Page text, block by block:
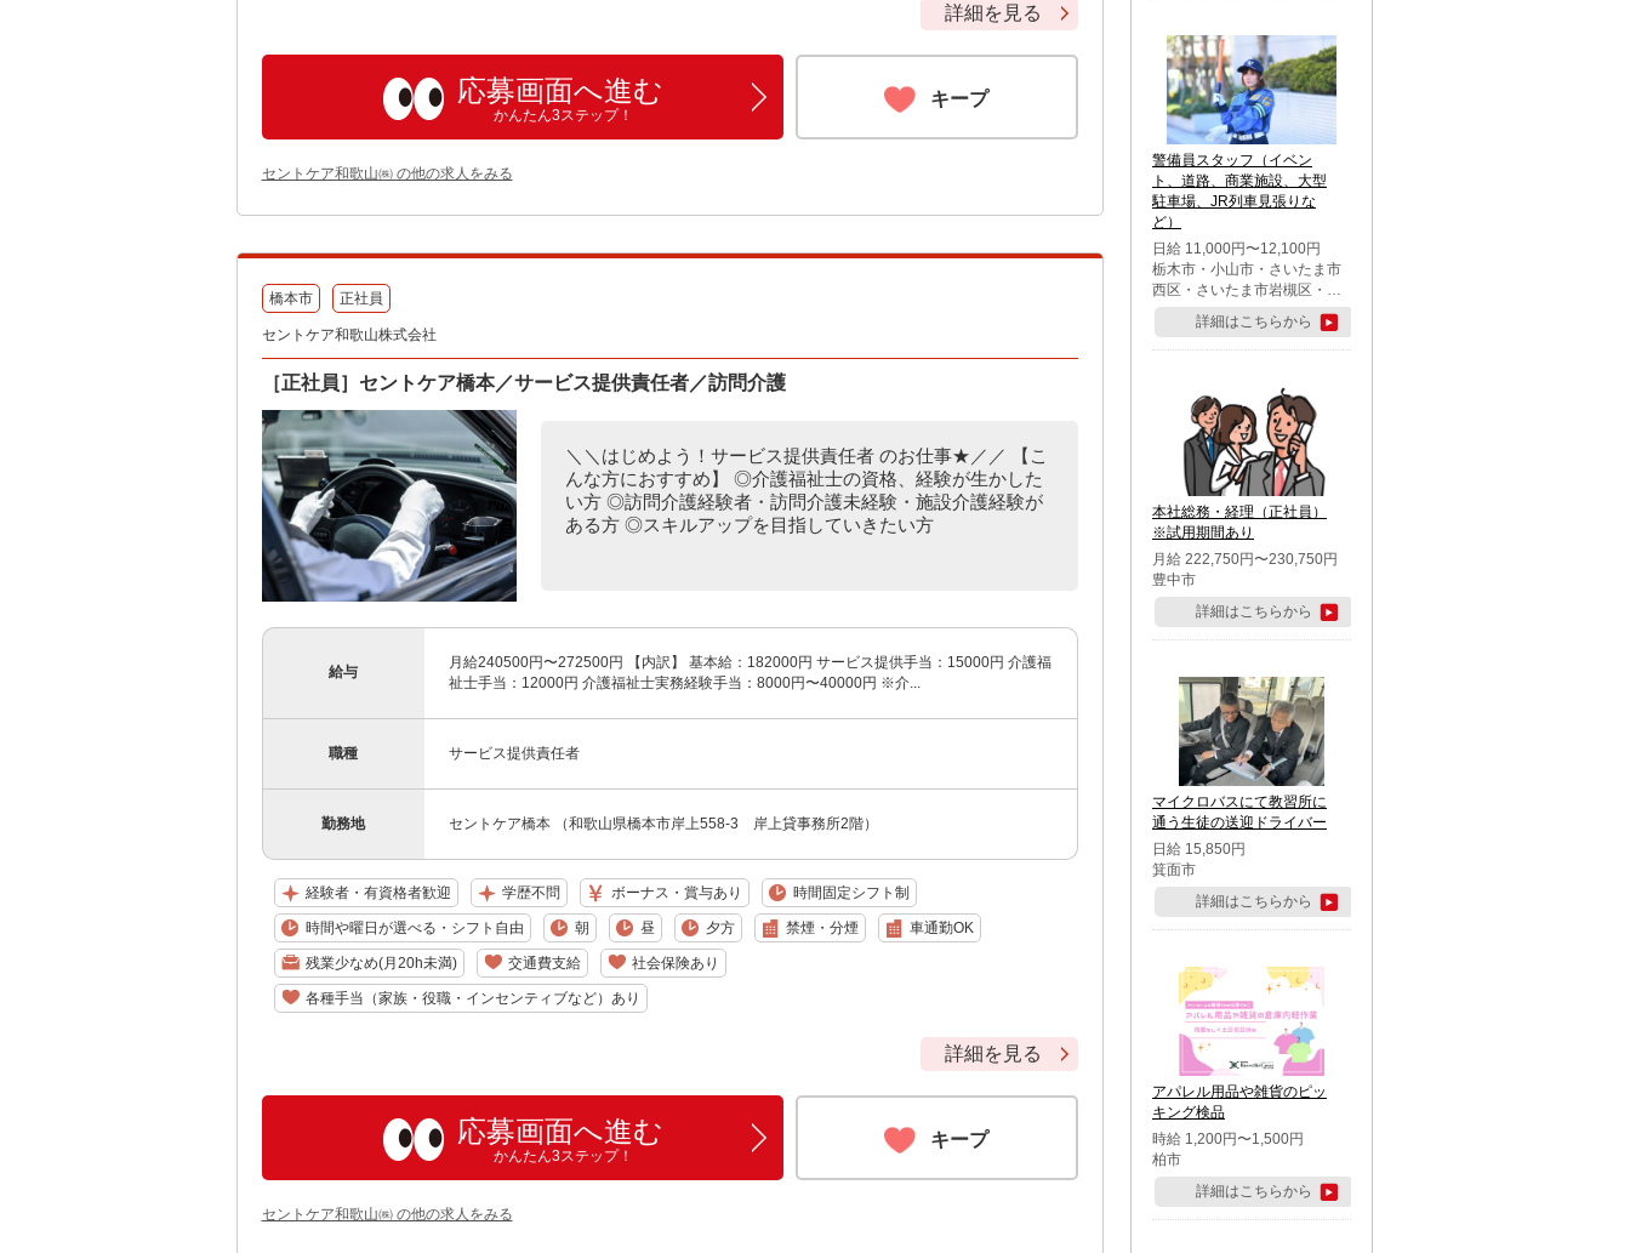
詳細を見る
応募画面へ進む
かんたん3ステップ！
キープ
セントケア和歌山㈱ の他の求人をみる
橋本市 正社員
セントケア和歌山株式会社
［正社員］セントケア橋本／サービス提供責任者／訪問介護
＼＼はじめよう！サービス提供責任者 のお仕事★／／ 【こ
んな方におすすめ】 ◎介護福祉士の資格、経験が生かした
い方 ◎訪問介護経験者・訪問介護未経験・施設介護経験が
ある方 ◎スキルアップを目指していきたい方
給与
月給240500円〜272500円 【内訳】 基本給：182000円 サービス提供手当：15000円 介護福
祉士手当：12000円 介護福祉士実務経験手当：8000円〜40000円 ※介...
職種 サービス提供責任者
勤務地 セントケア橋本 （和歌山県橋本市岸上558-3 岸上貸事務所2階）
経験者・有資格者歓迎 学歴不問 ボーナス・賞与あり 時間固定シフト制
時間や曜日が選べる・シフト自由 朝 昼 夕方 禁煙・分煙 車通勤OK
残業少なめ(月20h未満) 交通費支給 社会保険あり
各種手当（家族・役職・インセンティブなど）あり
詳細を見る
応募画面へ進む
かんたん3ステップ！
キープ
セントケア和歌山㈱ の他の求人をみる
警備員スタッフ（イベン
ト、道路、商業施設、大型
駐車場、JR列車見張りな
ど）
日給 11,000円〜12,100円
栃木市・小山市・さいたま市
西区・さいたま市岩槻区・久
喜市・蓮田市
詳細はこちらから
本社総務・経理（正社員）
※試用期間あり
月給 222,750円〜230,750円
豊中市
詳細はこちらから
マイクロバスにて教習所に
通う生徒の送迎ドライバー
日給 15,850円
箕面市
詳細はこちらから
アパレル用品や雑貨のピッ
キング検品
時給 1,200円〜1,500円
柏市
詳細はこちらから